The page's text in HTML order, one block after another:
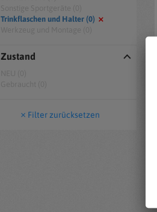
Trinkflaschen und Halter (0)
Zustand
Filter zurücksetzen